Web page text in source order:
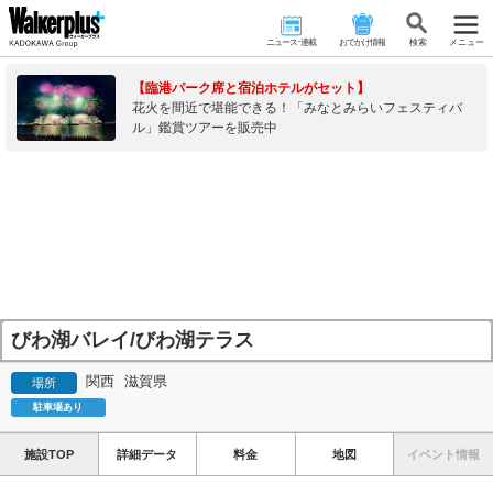
ニュース･連載 おでかけ情報 検 索 メニュー
【臨港パーク席と宿泊ホテルがセット】
花火を間近で堪能できる！「みなとみらいフェスティバ
ル」鑑賞ツアーを販売中
びわ湖バレイ/びわ湖テラス
場所 関西 滋賀県
駐車場あり
施設TOP 詳細データ 料金 地図 イベント情報